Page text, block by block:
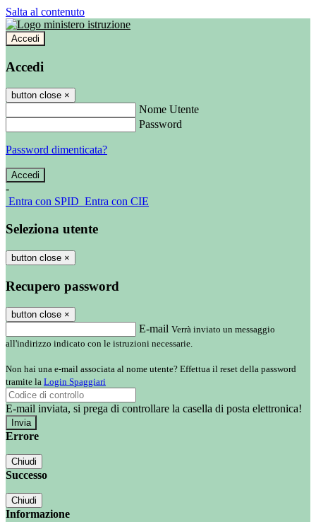
Salta al contenuto
Accedi
Accedi
button close ×
Nome Utente
Password
Password dimenticata?
-
Entra con SPID Entra con CIE
Seleziona utente
button close ×
Recupero password
button close ×
E-mail Verrà inviato un messaggio
all'indirizzo indicato con le istruzioni necessarie.
Non hai una e-mail associata al nome utente? Effettua il reset della password
tramite la Login Spaggiari
E-mail inviata, si prega di controllare la casella di posta elettronica!
Errore
Chiudi
Successo
Chiudi
Informazione